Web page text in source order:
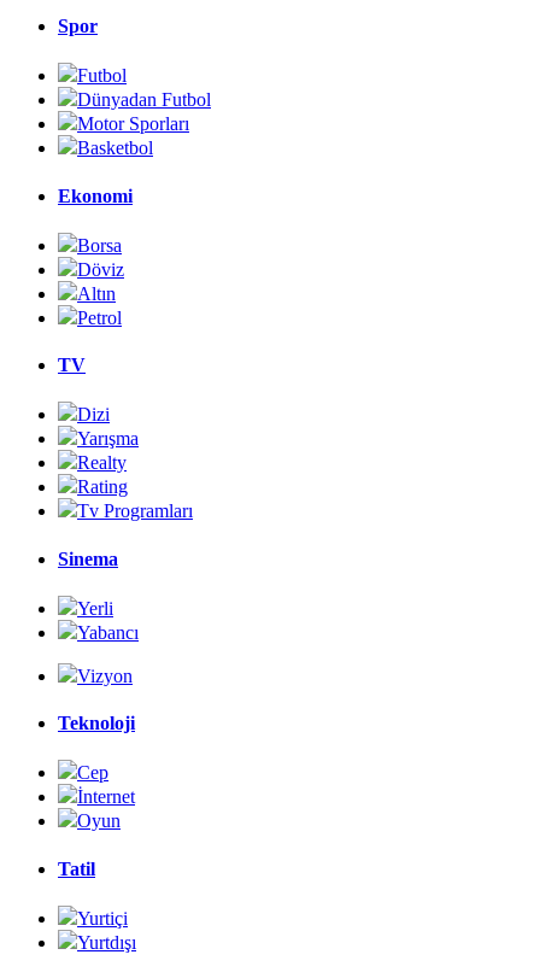
Spor
Futbol
Dünyadan Futbol
Motor Sporları
Basketbol
Ekonomi
Borsa
Döviz
Altın
Petrol
TV
Dizi
Yarışma
Realty
Rating
Tv Programları
Sinema
Yerli
Yabancı
Vizyon
Teknoloji
Cep
İnternet
Oyun
Tatil
Yurtiçi
Yurtdışı